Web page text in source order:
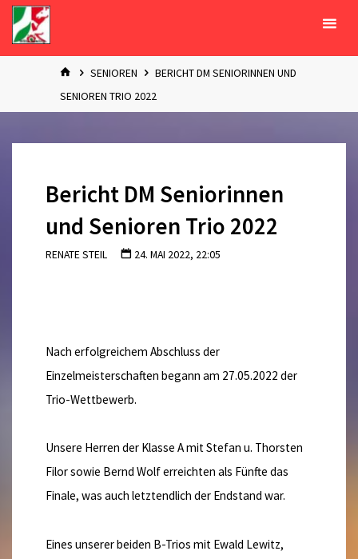
Zum
Inhalt
springen
STARTSENIOREN
BERICHT DM SENIORINNEN UND
SENIOREN TRIO 2022
Bericht DM Seniorinnen
und Senioren Trio 2022
RENATE STEIL 24. MAI 2022, 22:05
Nach erfolgreichem Abschluss der
Einzelmeisterschaften begann am 27.05.2022 der
Trio-Wettbewerb.
Unsere Herren der Klasse A mit Stefan u. Thorsten
Filor sowie Bernd Wolf erreichten als Fünfte das
Finale, was auch letztendlich der Endstand war.
Eines unserer beiden B-Trios mit Ewald Lewitz,